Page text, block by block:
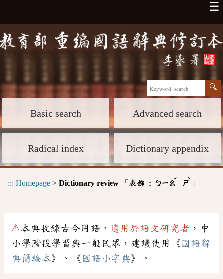
☰
Basic search Advanced search
Radical index Dictionary appendix
::: Homepage > Dictionary review 「 表飾 : ㄅㄧㄠ
ˇ
ㄕ
ˋ
」
⚠本典收錄古今用語， 適用於語文研究者 ，中
小學階段學習與一般民眾，建議使用《 國語辭
典簡編本》、《 國語小字典》。